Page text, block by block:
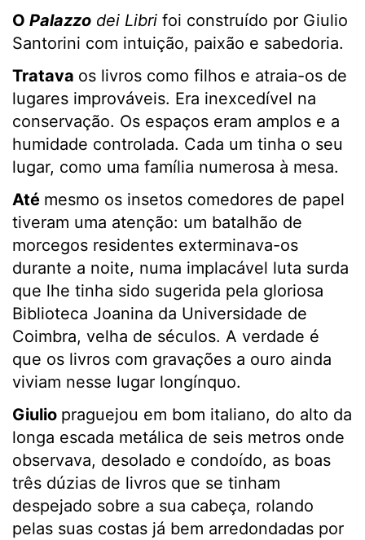
O Palazzo dei Libri foi construído por Giulio
Santorini com intuição, paixão e sabedoria.
Tratava os livros como filhos e atraia-os de
lugares improváveis. Era inexcedível na
conservação. Os espaços eram amplos e a
humidade controlada. Cada um tinha o seu
lugar, como uma família numerosa à mesa.
Até mesmo os insetos comedores de papel
tiveram uma atenção: um batalhão de
morcegos residentes exterminava-os
durante a noite, numa implacável luta surda
que lhe tinha sido sugerida pela gloriosa
Biblioteca Joanina da Universidade de
Coimbra, velha de séculos. A verdade é
que os livros com gravações a ouro ainda
viviam nesse lugar longínquo.
Giulio praguejou em bom italiano, do alto da
longa escada metálica de seis metros onde
observava, desolado e condoído, as boas
três dúzias de livros que se tinham
despejado sobre a sua cabeça, rolando
pelas suas costas já bem arredondadas por